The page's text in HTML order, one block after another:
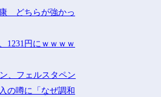
どちらが強かっ
1231円にｗｗｗｗ
、フェルスタペン
の噂に「なぜ調和